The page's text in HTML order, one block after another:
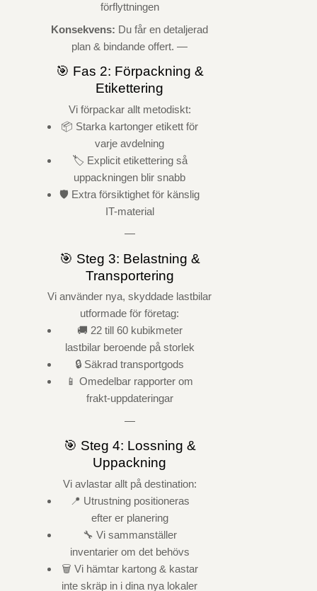
förflyttningen
Konsekvens: Du får en detaljerad
plan & bindande offert. —
🎯 Fas 2: Förpackning &
Etikettering
Vi förpackar allt metodiskt:
📦 Starka kartonger etikett för
varje avdelning
🏷️ Explicit etikettering så
uppackningen blir snabb
🛡️ Extra försiktighet för känslig
IT-material
—
🎯 Steg 3: Belastning &
Transportering
Vi använder nya, skyddade lastbilar
utformade för företag:
🚚 22 till 60 kubikmeter
lastbilar beroende på storlek
🔒 Säkrad transportgods
📱 Omedelbar rapporter om
frakt-uppdateringar
—
🎯 Steg 4: Lossning &
Uppackning
Vi avlastar allt på destination:
📍 Utrustning positioneras
efter er planering
🔧 Vi sammanställer
inventarier om det behövs
🗑️ Vi hämtar kartong & kastar
inte skräp in i dina nya lokaler